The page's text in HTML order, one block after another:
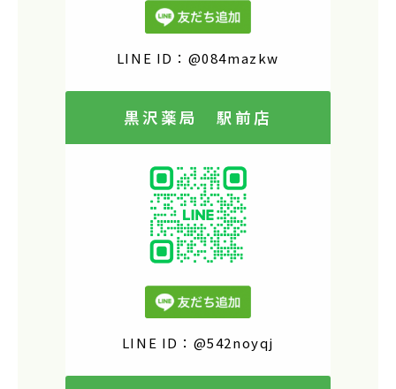
LINE ID：@084mazkw
黒沢薬局 駅前店
LINE ID：@542noyqj